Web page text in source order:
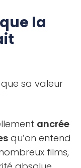
la
sa valeur
ancrée
qu’on entend
films,